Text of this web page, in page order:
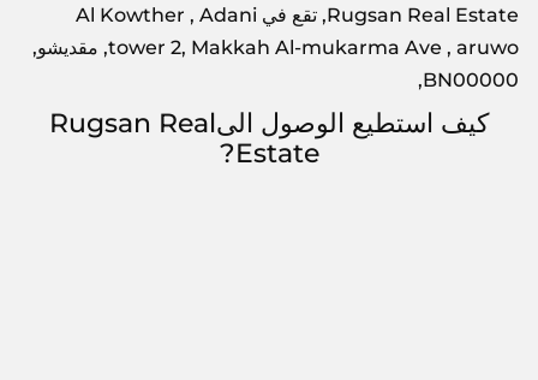
Rugsan Real Estate, تقع في Al Kowther , Adani
tower 2, Makkah Al-mukarma Ave , aruwo, مقديشو,
BN00000,
كيف استطيع الوصول الىRugsan Real
Estate?